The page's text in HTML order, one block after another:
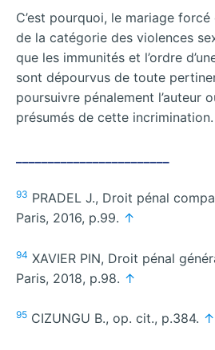
C’est pourquoi, le mariage
de la catégorie des violences
que les immunités et l’ordre
sont dépourvus de toute
poursuivre pénalement l’auteur
présumés de cette incrimination.
93 PRADEL J., Droit pénal
Paris, 2016, p.99. ↑
94 XAVIER PIN, Droit pénal
Paris, 2018, p.98. ↑
95 CIZUNGU B., op. cit., p.384. ↑